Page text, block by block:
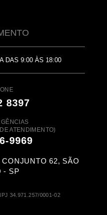
DAS 9:00 ÀS 18:00
8397
ATENDIMENTO)
9969
62, SÃO
- SP
34.971.257/0001-02